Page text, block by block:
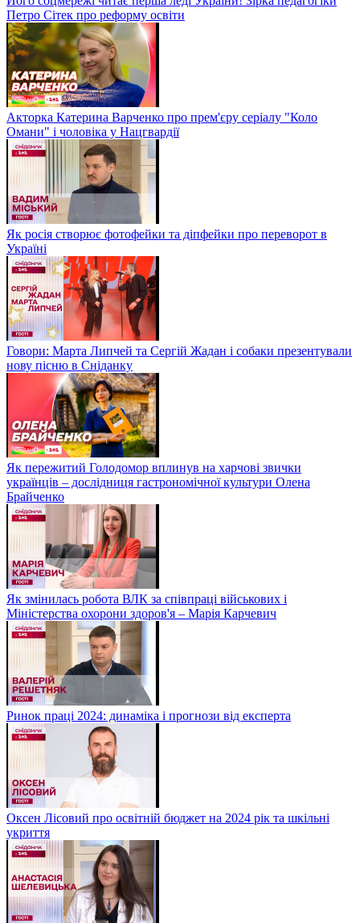
Петро Сітек про реформу освіти
Акторка Катерина Варченко про прем'єру серіалу "Коло
Омани" і чоловіка у Нацгвардії
Як росія створює фотофейки та діпфейки про переворот в
Україні
Говори: Марта Липчей та Сергій Жадан і собаки презентували
нову пісню в Сніданку
Як пережитий Голодомор вплинув на харчові звички
українців – дослідниця гастрономічної культури Олена
Брайченко
Як змінилась робота ВЛК за співпраці військових і
Міністерства охорони здоров'я – Марія Карчевич
Ринок праці 2024: динаміка і прогнози від експерта
Оксен Лісовий про освітній бюджет на 2024 рік та шкільні
укриття